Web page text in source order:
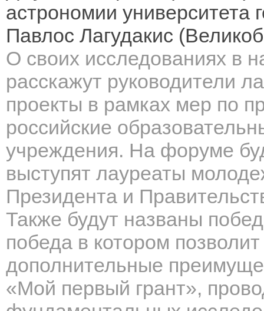
астрономии университета
Павлос Лагудакис
О своих исследованиях в
расскажут руководители
проекты в рамках мер по
российские
учреждения. На форуме
выступят лауреаты
Президента и
Также будут названы
победа в котором
дополнительные
«Мой первый грант»,